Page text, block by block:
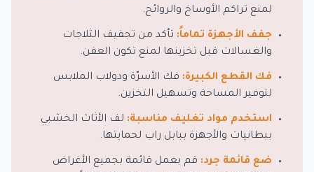
لمنع تراكم الأوساخ والروائح.
جفف الأجهزة تماماً: تأكد من تجفيف الثلاجات
والغسالات قبل تخزينها لمنع تكون العفن.
فك القطع الكبيرة: فك الأسرّة ودولاب الملابس
لتوفير المساحة وتسهيل التخزين.
استخدم مواد تغليف مناسبة: لف الأثاث الخشبي
ببطانيات والأجهزة ببابل راب لحمايتها.
ضع قائمة جرد: قم بعمل قائمة بجميع الأغراض